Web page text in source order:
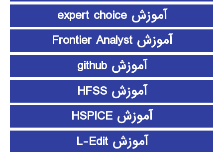
آموزش expert choice
آموزش Frontier Analyst
آموزش github
آموزش HFSS
آموزش HSPICE
آموزش L-Edit